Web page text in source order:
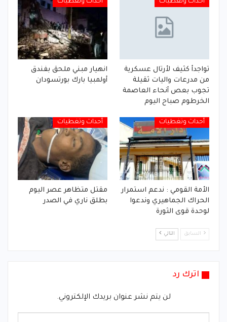
أحداث وتغطيات
تواجدأ كثيف لأرتال عسكرية
من مدرعات واليات ثقيلة
تجوب بعص أنحاء العاصمة
الخرطوم صباح اليوم
أحداث وتغطيات
انهيار مبني ملحق بفندق
أولمبيا بارك بورتسودان
أحداث وتغطيات
الأمة القومي : ندعم استمرار
الحراك الجماهيري وندعوا
لوحدة قوى الثورة
أحداث وتغطيات
مقتل متظاهر عصر اليوم
بطلق ناري في الصدر
السابق التالي
اترك رد
لن يتم نشر عنوان بريدك الإلكتروني.